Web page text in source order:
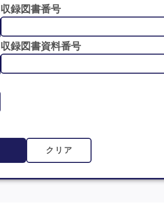
収録図書番号
収録図書資料番号
クリア